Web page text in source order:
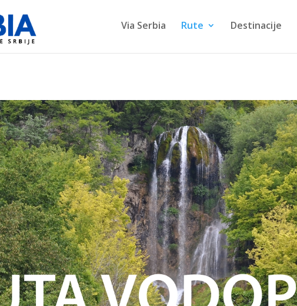
Via Serbia Rute Destinacije